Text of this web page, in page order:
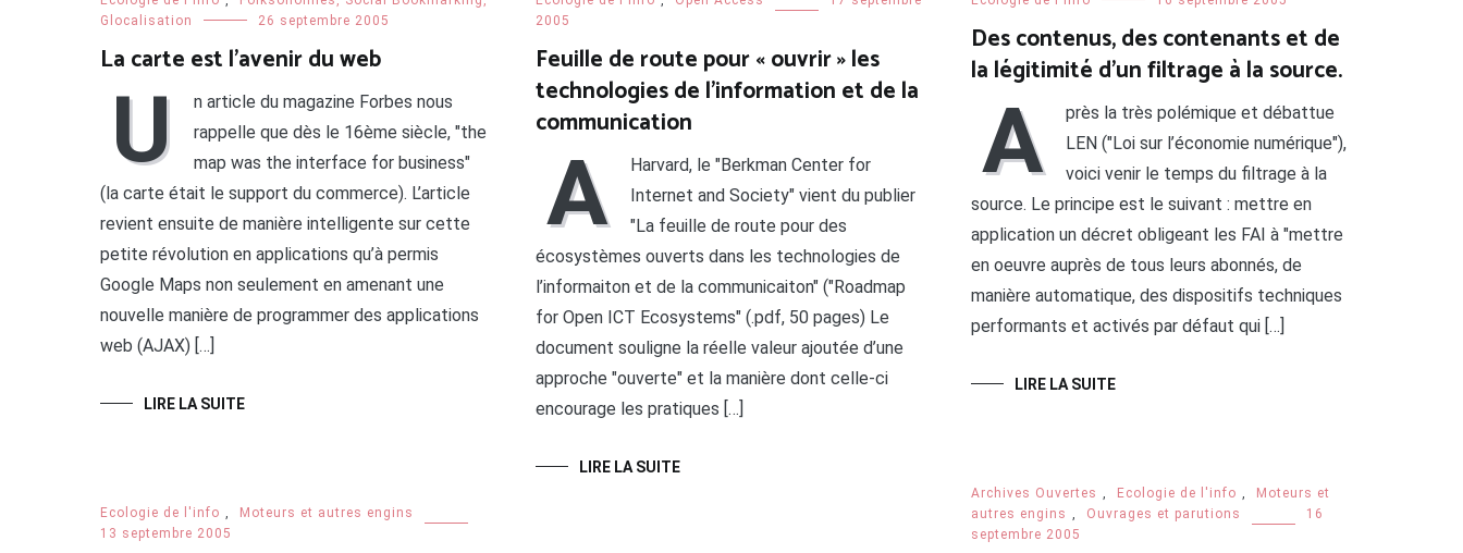
Glocalisation
26 septembre 2005
La carte est l’avenir du web
U
n article du magazine Forbes nous
rappelle que dès le 16ème siècle, "the
map was the interface for business"
(la carte était le support du commerce). L’article
revient ensuite de manière intelligente sur cette
petite révolution en applications qu’à permis
Google Maps non seulement en amenant une
nouvelle manière de programmer des applications
web (AJAX) […]
LIRE LA SUITE
2005
Feuille de route pour « ouvrir » les
technologies de l’information et de la
communication
A
Harvard, le "Berkman Center for
Internet and Society" vient du publier
"La feuille de route pour des
écosystèmes ouverts dans les technologies de
l’informaiton et de la communicaiton" ("Roadmap
for Open ICT Ecosystems" (.pdf, 50 pages) Le
document souligne la réelle valeur ajoutée d’une
approche "ouverte" et la manière dont celle-ci
encourage les pratiques […]
LIRE LA SUITE
Des contenus, des contenants et de
la légitimité d’un filtrage à la source.
A
près la très polémique et débattue
LEN ("Loi sur l’économie numérique"),
voici venir le temps du filtrage à la
source. Le principe est le suivant : mettre en
application un décret obligeant les FAI à "mettre
en oeuvre auprès de tous leurs abonnés, de
manière automatique, des dispositifs techniques
performants et activés par défaut qui […]
LIRE LA SUITE
Archives Ouvertes , Ecologie de l'info ,
Moteurs et
autres engins , Ouvrages et parutions
16
septembre 2005
Ecologie de l'info ,
Moteurs et autres engins
13 septembre 2005